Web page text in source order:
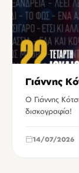
Γιάννης
Ο Γιάννης
δισκογραφία!
14/07/2026